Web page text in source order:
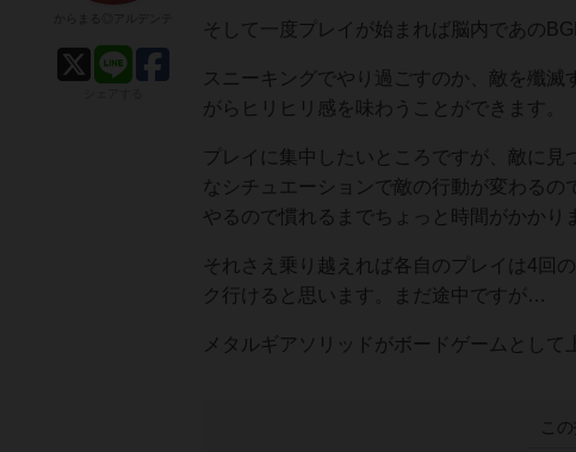
そして一度プレイが始まれば脳内であの
スニーキングでやり過ごすのか、敵を殲
がらヒリヒリ感を味わうことができます。
プレイに集中したいところですが、敵に
なシチュエーションで敵の行動が変わる
やるので慣れるまでちょっと時間がかかり
それさえ乗り越えれば各自のプレイは4回
ク行けると思います。まだ途中ですが…
メタルギアソリッドがボードゲームとして
こ